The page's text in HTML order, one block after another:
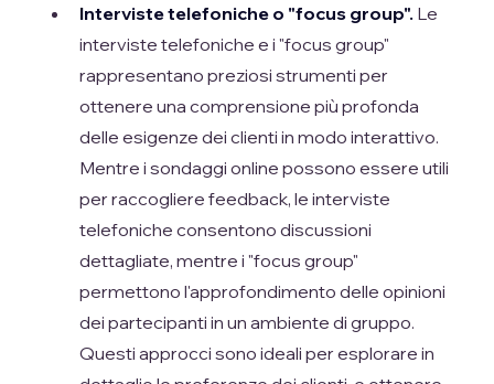
Interviste telefoniche o "focus group". Le
interviste telefoniche e i "focus group"
rappresentano preziosi strumenti per
ottenere una comprensione più profonda
delle esigenze dei clienti in modo interattivo.
Mentre i sondaggi online possono essere utili
per raccogliere feedback, le interviste
telefoniche consentono discussioni
dettagliate, mentre i "focus group"
permettono l'approfondimento delle opinioni
dei partecipanti in un ambiente di gruppo.
Questi approcci sono ideali per esplorare in